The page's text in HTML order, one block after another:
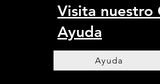
Visita nuestro
Ayuda
Ayuda